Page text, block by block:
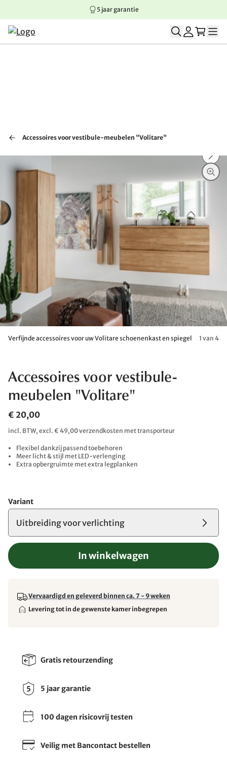
Springen naar hoofdinhoud
Springen naar hoofdnavigatie
Springen naar voettekst
5 jaar garantie
Accessoires voor vestibule-meubelen "Volitare"
Verfijnde accessoires voor uw Volitare schoenenkast en spiegel 1 van 4
Accessoires voor vestibule-
meubelen "Volitare"
€ 20,00
incl. BTW, excl. € 49,00 verzendkosten met transporteur
Flexibel dankzij passend toebehoren
Meer licht & stijl met LED-verlenging
Extra opbergruimte met extra legplanken
Variant
Uitbreiding voor verlichting
In winkelwagen
Vervaardigd en geleverd binnen ca. 7 - 9 weken
Levering tot in de gewenste kamer inbegrepen
Gratis retourzending
5 jaar garantie
100 dagen risicovrij testen
Veilig met Bancontact bestellen